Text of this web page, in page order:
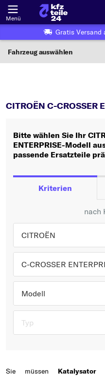
Menü
Gratis Versand
Fahrzeug auswählen
Wo finde ich die?
Oder
Hersteller wählen
Typ wählen
CITROËN C-CROSSER
Bitte wählen Sie Ihr
ENTERPRISE-Modell
passende Ersatzteile
Kriterien
nach
CITROËN
C-CROSSER
Modell
Typ
Sie müssen Katalysator